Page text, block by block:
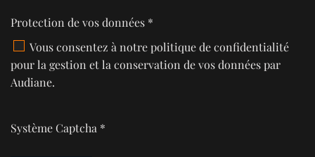
Protection de vos données *
Protection de vos données
Vous consentez à notre politique de confidentialité
pour la gestion et la conservation de vos données par
Audiane.
Système Captcha *